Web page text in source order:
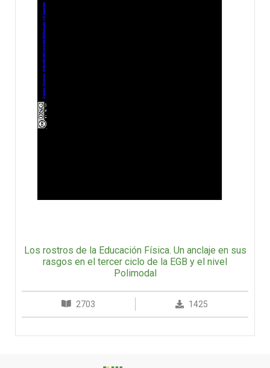
Los rostros de la Educación Física. Un anclaje en sus
rasgos en el tercer ciclo de la EGB y el nivel
Polimodal
2703 1425